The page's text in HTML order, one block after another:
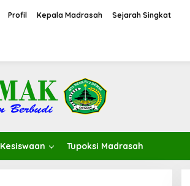
Profil Kepala Madrasah Sejarah Singkat
Kesiswaan Tupoksi Madrasah